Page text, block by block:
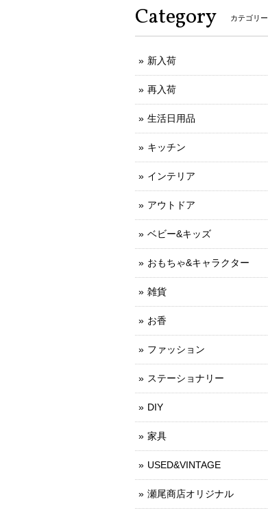
Category カテゴリー
新入荷
再入荷
生活日用品
キッチン
インテリア
アウトドア
ベビー&キッズ
おもちゃ&キャラクター
雑貨
お香
ファッション
ステーショナリー
DIY
家具
USED&VINTAGE
瀬尾商店オリジナル